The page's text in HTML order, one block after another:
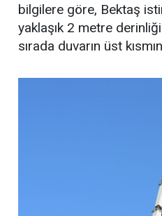
bilgilere göre, Bektaş
yaklaşık 2 metre
sırada duvarın üst